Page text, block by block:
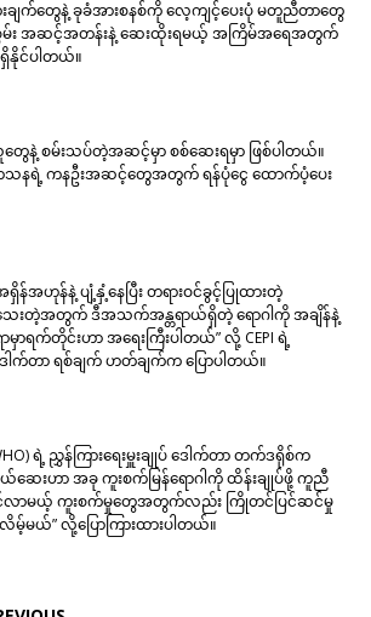
ားချက်တွေနဲ့ ခုခံအားစနစ်ကို လေ့ကျင့်ပေးပုံ မတူညီတာတွေ
မ်း အဆင့်အတန်းနဲ့ ဆေးထိုးရမယ့် အကြိမ်အရေအတွက်
နိုင်ပါတယ်။
ေနဲ့ စမ်းသပ်တဲ့အဆင့်မှာ စစ်ဆေးရမှာ ဖြစ်ပါတယ်။
နရဲ့ ကနဦးအဆင့်တွေအတွက် ရန်ပုံငွေ ထောက်ပံ့ပေး
န်အဟုန်နဲ့ ပျံ့နှံ့နေပြီး တရားဝင်ခွင့်ပြုထားတဲ့
းတဲ့အတွက် ဒီအသက်အန္တရာယ်ရှိတဲ့ ရောဂါကို အချိန်နဲ့
ာရက်တိုင်းဟာ အရေးကြီးပါတယ်” လို့ CEPI ရဲ့
ါက်တာ ရစ်ချက် ဟတ်ချက်က ပြောပါတယ်။
ရဲ့ ညွှန်ကြားရေးမှူးချုပ် ဒေါက်တာ တက်ဒရိုစ်က
ဆေးဟာ အခု ကူးစက်မြန်ရောဂါကို ထိန်းချုပ်ဖို့ ကူညီ
ာင်လာမယ့် ကူးစက်မှုတွေအတွက်လည်း ကြိုတင်ပြင်ဆင်မှု
မ့်မယ်” လို့ပြောကြားထားပါတယ်။